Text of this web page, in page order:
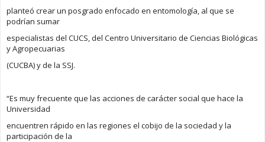
planteó crear un posgrado enfocado en entomología, al que se
podrían sumar
especialistas del CUCS, del Centro Universitario de Ciencias Biológicas
y Agropecuarias
(CUCBA) y de la SSJ.
“Es muy frecuente que las acciones de carácter social que hace la
Universidad
encuentren rápido en las regiones el cobijo de la sociedad y la
participación de la